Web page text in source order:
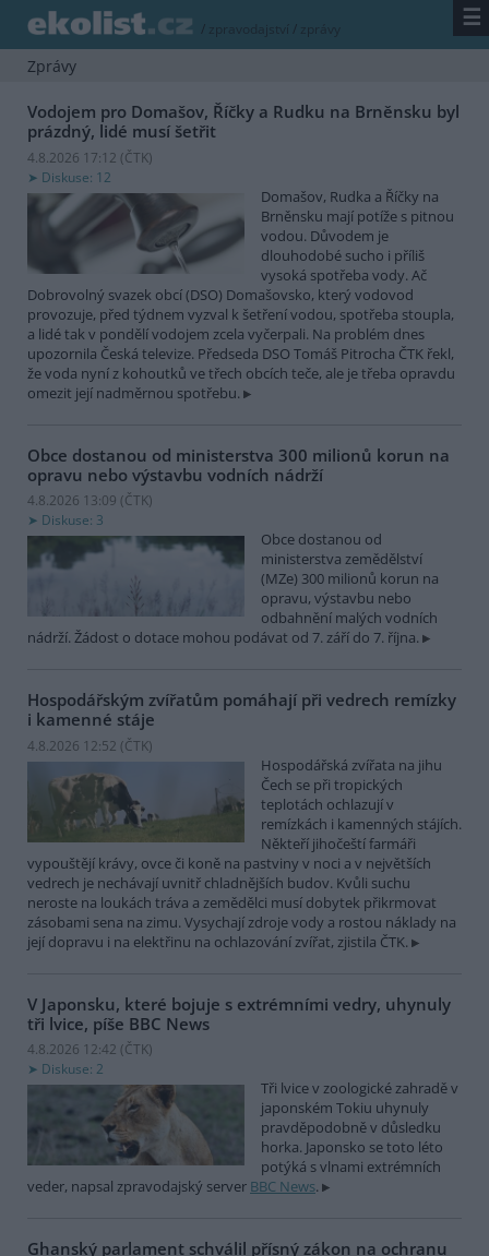
/ zpravodajství / zprávy ☰
Zprávy
Vodojem pro Domašov, Říčky a Rudku na Brněnsku byl
prázdný, lidé musí šetřit
4.8.2026 17:12 (ČTK)
Diskuse: 12
Domašov, Rudka a Říčky na
Brněnsku mají potíže s pitnou
vodou. Důvodem je
dlouhodobé sucho i příliš
vysoká spotřeba vody. Ač
Dobrovolný svazek obcí (DSO) Domašovsko, který vodovod
provozuje, před týdnem vyzval k šetření vodou, spotřeba stoupla,
a lidé tak v pondělí vodojem zcela vyčerpali. Na problém dnes
upozornila Česká televize. Předseda DSO Tomáš Pitrocha ČTK řekl,
že voda nyní z kohoutků ve třech obcích teče, ale je třeba opravdu
omezit její nadměrnou spotřebu.
Obce dostanou od ministerstva 300 milionů korun na
opravu nebo výstavbu vodních nádrží
4.8.2026 13:09 (ČTK)
Diskuse: 3
Obce dostanou od
ministerstva zemědělství
(MZe) 300 milionů korun na
opravu, výstavbu nebo
odbahnění malých vodních
nádrží. Žádost o dotace mohou podávat od 7. září do 7. října.
Hospodářským zvířatům pomáhají při vedrech remízky
i kamenné stáje
4.8.2026 12:52 (ČTK)
Hospodářská zvířata na jihu
Čech se při tropických
teplotách ochlazují v
remízkách i kamenných stájích.
Někteří jihočeští farmáři
vypouštějí krávy, ovce či koně na pastviny v noci a v největších
vedrech je nechávají uvnitř chladnějších budov. Kvůli suchu
neroste na loukách tráva a zemědělci musí dobytek přikrmovat
zásobami sena na zimu. Vysychají zdroje vody a rostou náklady na
její dopravu i na elektřinu na ochlazování zvířat, zjistila ČTK.
V Japonsku, které bojuje s extrémními vedry, uhynuly
tři lvice, píše BBC News
4.8.2026 12:42 (ČTK)
Diskuse: 2
Tři lvice v zoologické zahradě v
japonském Tokiu uhynuly
pravděpodobně v důsledku
horka. Japonsko se toto léto
potýká s vlnami extrémních
veder, napsal zpravodajský server BBC News.
Ghanský parlament schválil přísný zákon na ochranu